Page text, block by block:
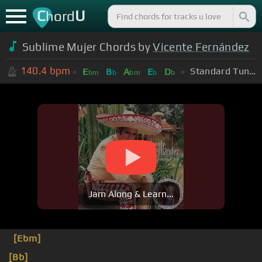
ChordU
Sublime Mujer Chords byVicente Fernández
140.4 bpm Ebm Bb Abm Eb Db Standard Tuning (EADGBE)
Jam Along & Learn...
[Ebm]
[Bb]